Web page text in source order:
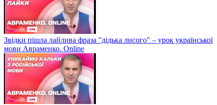
Звідки пішла лайлива фраза "дідька лисого" – урок української
мови Авраменко. Online